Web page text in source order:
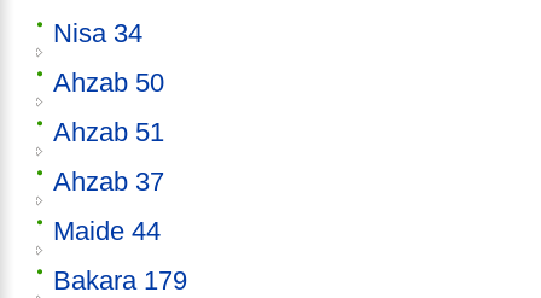
Nisa 34
Ahzab 50
Ahzab 51
Ahzab 37
Maide 44
Bakara 179